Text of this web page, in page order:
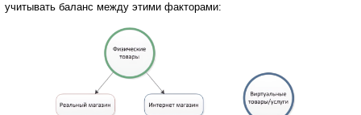
учитывать баланс между этими факторами: